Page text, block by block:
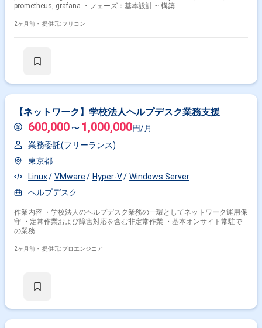
prometheus, grafana ・フェーズ：基本設計 ~ 構築
2ヶ月前・ 提供元: フリコン
【ネットワーク】学校法人ヘルプデスク業務支援
600,000 〜 1,000,000円/月
業務委託(フリーランス)
東京都
Linux
VMware Hyper-V
Windows Server
ヘルプデスク
作業内容 ・学校法人のヘルプデスク業務の一環としてネットワーク運用保
守 ・定常作業および障害対応を含む非定常作業 ・基本オンサイト常駐で
の業務
2ヶ月前・ 提供元: プロエンジニア